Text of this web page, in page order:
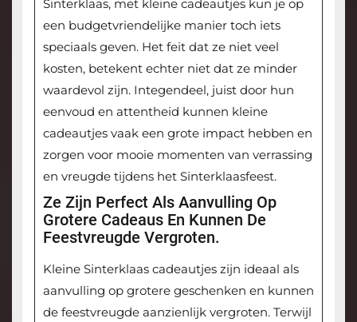
Sinterklaas, met kleine cadeautjes kun je op
een budgetvriendelijke manier toch iets
speciaals geven. Het feit dat ze niet veel
kosten, betekent echter niet dat ze minder
waardevol zijn. Integendeel, juist door hun
eenvoud en attentheid kunnen kleine
cadeautjes vaak een grote impact hebben en
zorgen voor mooie momenten van verrassing
en vreugde tijdens het Sinterklaasfeest.
Ze Zijn Perfect Als Aanvulling Op
Grotere Cadeaus En Kunnen De
Feestvreugde Vergroten.
Kleine Sinterklaas cadeautjes zijn ideaal als
aanvulling op grotere geschenken en kunnen
de feestvreugde aanzienlijk vergroten. Terwijl